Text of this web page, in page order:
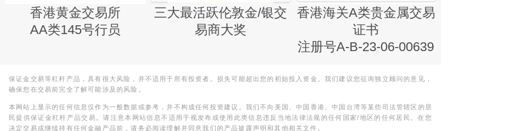
香港黄金交易所
AA类145号行员
三大最活跃伦敦金/银交
易商大奖
香港海关A类贵金属交易
证书
注册号A-B-23-06-00639
保证金交易等杠杆产品，具有很大风险，并不适用于所有投资者。损失可能超出您的初始投入资金。我们建议您征询独立顾问的意见，
确保您在交易前完全了解可能涉及的风险。
本网站上显示的任何信息仅作为一般数据或参考，并不构成任何投资建议。我们不向美国、中国香港、中国台湾等某些司法管辖区的居
民提供保证金杠杆产品交易。请注意本网站信息不适用于视发布或使用此类信息违反当地法律法规的任何国家/地区的任何居民。在您
决定交易或继续持有任何金融产品前，请务必阅读理解并同意我们的产品披露声明和其他相关文件。